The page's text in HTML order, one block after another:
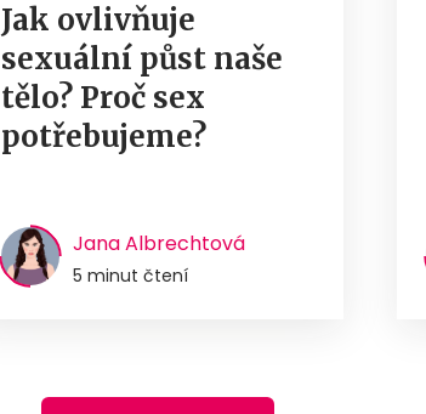
Jak ovlivňuje
sexuální půst naše
tělo? Proč sex
potřebujeme?
Jana Albrechtová
5 minut čtení